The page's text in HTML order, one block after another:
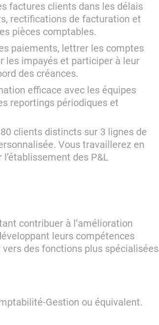
factures clients dans les délais
rectifications de facturation et
pièces comptables.
paiements, lettrer les comptes
les impayés et participer à leur
des créances.
efficace avec les équipes
reportings périodiques et
clients distincts sur 3 lignes de
Vous travaillerez en
des P&L
contribuer à l’amélioration
leurs compétences
des fonctions plus spécialisées
Gestion ou équivalent.